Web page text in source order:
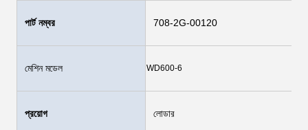
পার্ট নম্বর 708-2G-00120
মেশিন মডেল WD600-6
প্রয়োগ লোডার